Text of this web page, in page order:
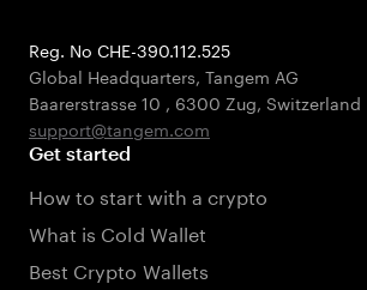
Reg. No CHE-390.112.525
Global Headquarters, Tangem AG
Baarerstrasse 10 , 6300 Zug, Switzerland
support@tangem.com
Get started
How to start with a crypto
What is Cold Wallet
Best Crypto Wallets